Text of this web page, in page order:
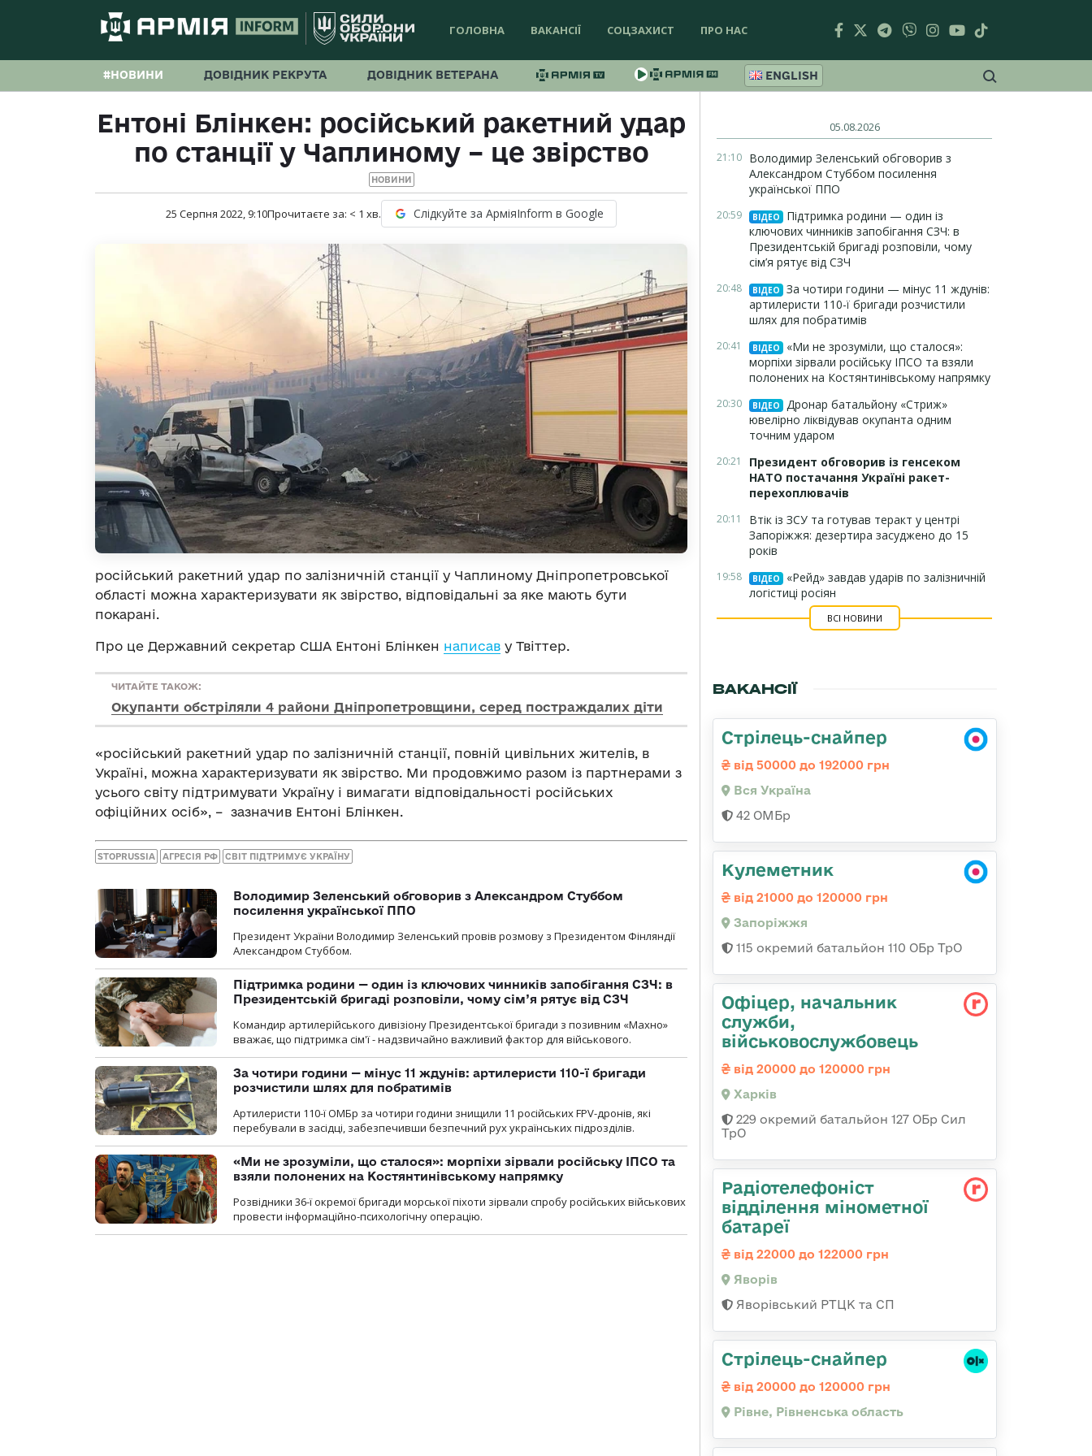
ГОЛОВНА ВАКАНСІЇ СОЦЗАХИСТ ПРО НАС
#НОВИНИ ДОВІДНИК РЕКРУТА ДОВІДНИК ВЕТЕРАНА ENGLISH
Ентоні Блінкен: російський ракетний удар
по станції у Чаплиному – це звірство
НОВИНИ
25 Серпня 2022, 9:10Прочитаєте за: < 1 хв. Слідкуйте за АрміяInform в Google
російський ракетний удар по залізничній станції у Чаплиному Дніпропетровської
області можна характеризувати як звірство, відповідальні за яке мають бути
покарані.
Про це Державний секретар США Ентоні Блінкен написав у Твіттер.
ЧИТАЙТЕ ТАКОЖ:
Окупанти обстріляли 4 райони Дніпропетровщини, серед постраждалих діти
«російський ракетний удар по залізничній станції, повній цивільних жителів, в
Україні, можна характеризувати як звірство. Ми продовжимо разом із партнерами з
усього світу підтримувати Україну і вимагати відповідальності російських
офіційних осіб», – зазначив Ентоні Блінкен.
STOPRUSSIA АГРЕСІЯ РФ СВІТ ПІДТРИМУЄ УКРАЇНУ
Володимир Зеленський обговорив з Александром Стуббом
посилення української ППО
Президент України Володимир Зеленський провів розмову з Президентом Фінляндії
Александром Стуббом.
Підтримка родини — один із ключових чинників запобігання СЗЧ: в
Президентській бригаді розповіли, чому сім’я рятує від СЗЧ
Командир артилерійського дивізіону Президентської бригади з позивним «Махно»
вважає, що підтримка сім'ї - надзвичайно важливий фактор для військового.
За чотири години — мінус 11 ждунів: артилеристи 110-ї бригади
розчистили шлях для побратимів
Артилеристи 110-ї ОМБр за чотири години знищили 11 російських FPV-дронів, які
перебували в засідці, забезпечивши безпечний рух українських підрозділів.
«Ми не зрозуміли, що сталося»: морпіхи зірвали російську ІПСО та
взяли полонених на Костянтинівському напрямку
Розвідники 36-ї окремої бригади морської піхоти зірвали спробу російських військових
провести інформаційно-психологічну операцію.
05.08.2026
21:10 Володимир Зеленський обговорив з
Александром Стуббом посилення
української ППО
20:59 ВІДЕО
Підтримка родини — один із
ключових чинників запобігання СЗЧ: в
Президентській бригаді розповіли, чому
сім’я рятує від СЗЧ
20:48 ВІДЕО
За чотири години — мінус 11 ждунів:
артилеристи 110-ї бригади розчистили
шлях для побратимів
20:41 ВІДЕО
«Ми не зрозуміли, що сталося»:
морпіхи зірвали російську ІПСО та взяли
полонених на Костянтинівському напрямку
20:30 ВІДЕО
Дронар батальйону «Стриж»
ювелірно ліквідував окупанта одним
точним ударом
20:21
Президент обговорив із генсеком
НАТО постачання Україні ракет-
перехоплювачів
20:11
Втік із ЗСУ та готував теракт у центрі
Запоріжжя: дезертира засуджено до 15
років
19:58 ВІДЕО
«Рейд» завдав ударів по залізничній
логістиці росіян
ВСІ НОВИНИ
ВАКАНСІЇ
Стрілець-снайпер
від 50000 до 192000 грн
Вся Україна
42 ОМБр
Кулеметник
від 21000 до 120000 грн
Запоріжжя
115 окремий батальйон 110 ОБр ТрО
Офіцер, начальник
служби,
військовослужбовець
від 20000 до 120000 грн
Харків
229 окремий батальйон 127 ОБр Сил
ТрО
Радіотелефоніст
відділення мінометної
батареї
від 22000 до 122000 грн
Яворів
Яворівський РТЦК та СП
Стрілець-снайпер
від 20000 до 120000 грн
Рівне, Рівненська область